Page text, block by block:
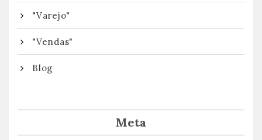
"Varejo"
"Vendas"
Blog
Meta